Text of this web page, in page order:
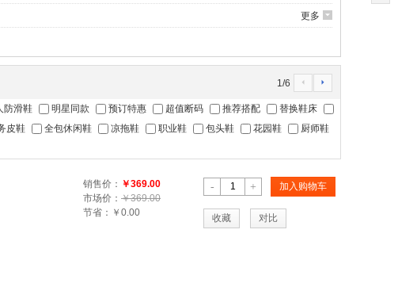
更多 6
1/6 4 5
防滑鞋 明星同款 预订特惠 超值断码 推荐搭配
替换鞋床
皮鞋 全包休闲鞋 凉拖鞋 职业鞋 包头鞋 花园鞋
厨师鞋
- + 加入购物车
收藏 对比
销售价： ￥369.00
市场价： ￥369.00
节省： ￥0.00